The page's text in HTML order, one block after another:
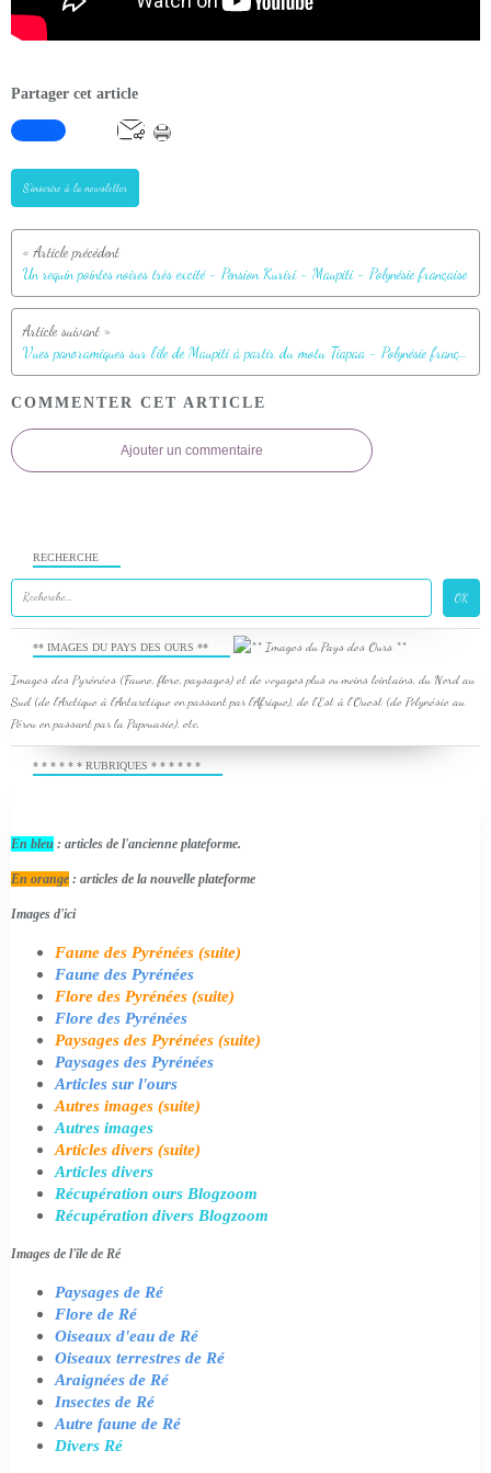
Partager cet article
S'inscrire à la newsletter
Un requin pointes noires très excité - Pension Kuriri - Maupiti - Polynésie française
Vues panoramiques sur l'île de Maupiti à partir du motu Tiapaa - Polynésie française
COMMENTER CET ARTICLE
Ajouter un commentaire
RECHERCHE
** IMAGES DU PAYS DES OURS **
Images des Pyrénées (Faune, flore, paysages) et de voyages plus ou moins lointains, du Nord au
Sud (de l'Arctique à l'Antarctique en passant par l'Afrique), de l'Est à l'Ouest (de Polynésie au
Pérou en passant par la Papouasie), etc.
* * * * * * RUBRIQUES * * * * * *
En bleu : articles de l'ancienne plateforme.
En orange : articles de la nouvelle plateforme
Images d'ici
Faune des Pyrénées (suite)
Faune des Pyrénées
Flore des Pyrénées (suite)
Flore des Pyrénées
Paysages des Pyrénées (suite)
Paysages des Pyrénées
Articles sur l'ours
Autres images (suite)
Autres images
Articles divers (suite)
Articles divers
Récupération ours Blogzoom
Récupération divers Blogzoom
Images de l'île de Ré
Paysages de Ré
Flore de Ré
Oiseaux d'eau de Ré
Oiseaux terrestres de Ré
Araignées de Ré
Insectes de Ré
Autre faune de Ré
Divers Ré